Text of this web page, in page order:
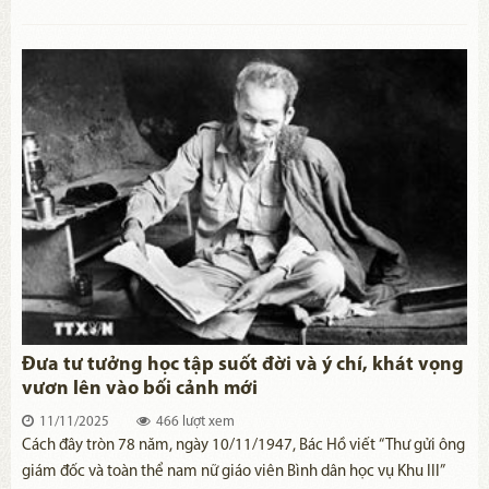
Hồ Chí Minh luôn đề cao và chỉ rõ vai trò, yêu cầu cốt lõi của công
tác tuyên truyền. Trong bối cảnh hội nhập, chuyển đổi số và phát
triển kinh tế - xã hội hiện nay, việc nghiên cứu, vận dụng sáng tạo
quan điểm, chỉ dẫn của Người về công tác tuyên truyền có ý nghĩa
quan trọng.
Đưa tư tưởng học tập suốt đời và ý chí, khát vọng
vươn lên vào bối cảnh mới
11/11/2025 466 lượt xem
​Cách đây tròn 78 năm, ngày 10/11/1947, Bác Hồ viết “Thư gửi ông
giám đốc và toàn thể nam nữ giáo viên Bình dân học vụ Khu III”